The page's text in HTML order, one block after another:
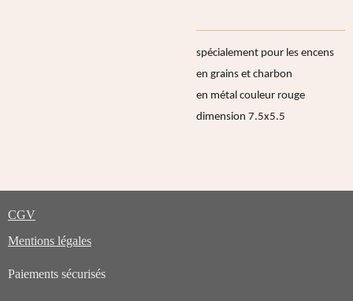
spécialement pour les encens
en grains et charbon
en métal couleur rouge
dimension 7.5x5.5
CGV
Mentions légales
Paiements sécurisés